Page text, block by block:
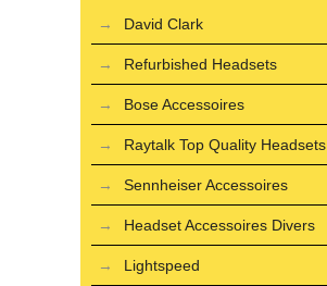
David Clark
Refurbished Headsets
Bose Accessoires
Raytalk Top Quality Headsets
Sennheiser Accessoires
Headset Accessoires Divers
Lightspeed